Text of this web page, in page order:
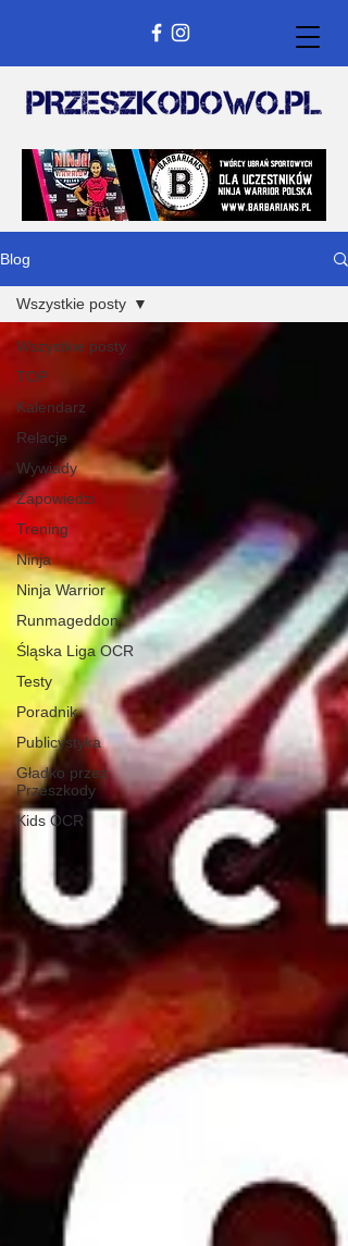
Blog
Wszystkie posty
TOP
Kalendarz
Relacje
Wywiady
Zapowiedzi
Trening
Ninja
Ninja Warrior
Runmageddon
Śląska Liga OCR
Testy
Poradnik
Publicystyka
Gładko przez
Przeszkody
Kids OCR
Wszystkie posty